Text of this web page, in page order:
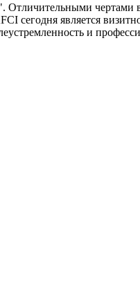
чертами
сегодня является
и